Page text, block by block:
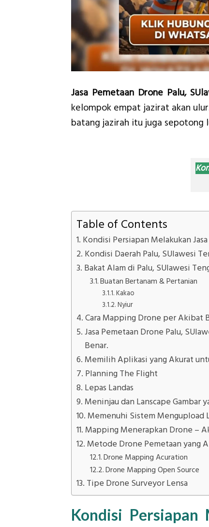
Jasa Pemetaan Drone Palu,
kelompok empat jazirat akan
batang jazirah itu juga sepotong
Table of Contents
Kondisi Persiapan Melakukan
Kondisi Daerah Palu, SUlawesi
Bakat Alam di Palu, SUlawesi
Buatan Bertanam & Pertanian
Kakao
Nyiur
Cara Mapping Drone per Akibat
Jasa Pemetaan Drone Palu,
Benar.
Memilih Aplikasi yang Akurat
Planning The Flight
Lepas Landas
Meninjau dan Lanscape Gambar
Memenuhi Sistem Mengupload
Mapping Menerapkan Drone –
Metode Drone Pemetaan yang
Drone Mapping Acuration
Drone Mapping Open Source
Tipe Drone Surveyor Lensa
Kondisi Persiapan